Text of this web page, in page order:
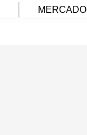
MERCADO